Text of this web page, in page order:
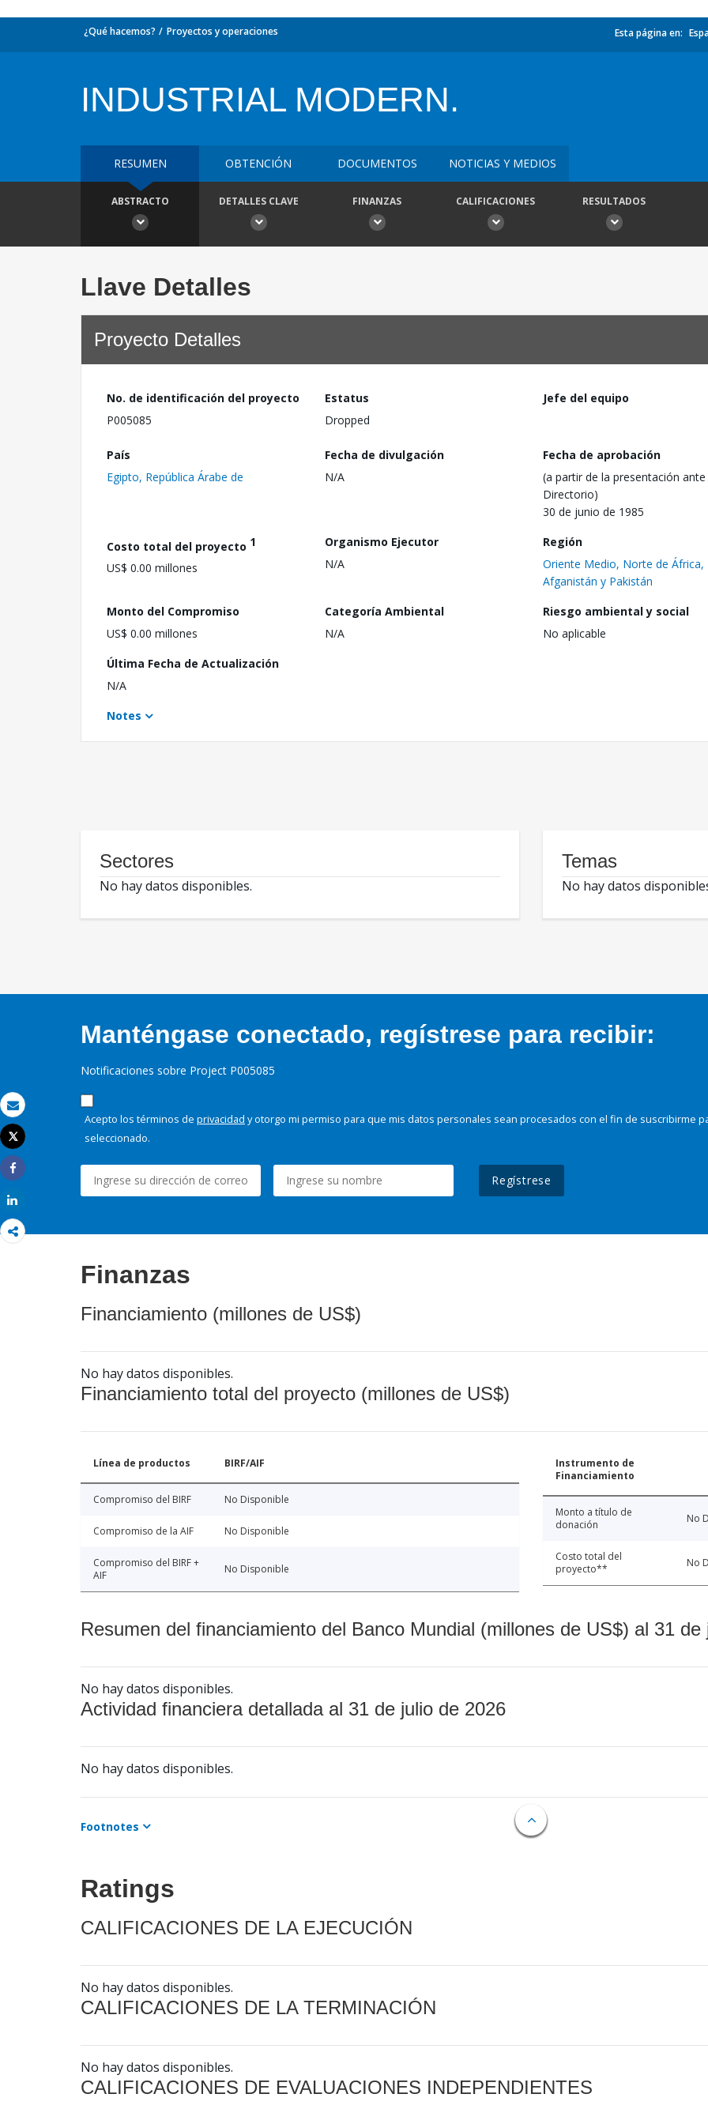
Correo electrónico
Imprimir
Tweet
Share
¿Qué hacemos? Proyectos y operaciones Esta página en:
INDUSTRIAL MODERN.
RESUMEN OBTENCIÓN DOCUMENTOS NOTICIAS Y MEDIOS
ABSTRACTO DETALLES CLAVE FINANZAS CALIFICACIONES RESULTADOS
Llave Detalles
Proyecto Detalles
No. de identificación del proyecto
P005085
Estatus
Dropped
Jefe del equipo
País
Egipto, República Árabe de
Fecha de divulgación
N/A
Fecha de aprobación
(a partir de la presentación ante
Directorio)
30 de junio de 1985
Costo total del proyecto 1
US$ 0.00 millones
Organismo Ejecutor
N/A
Región
Oriente Medio, Norte de África,
Afganistán y Pakistán
Monto del Compromiso
US$ 0.00 millones
Categoría Ambiental
N/A
Riesgo ambiental y social
No aplicable
Última Fecha de Actualización
N/A
Notes
Sectores
No hay datos disponibles.
Temas
No hay datos
Manténgase conectado, regístrese para recibir:
Notificaciones sobre Project P005085
Acepto los términos de privacidad y otorgo mi permiso para que mis datos personales sean procesados con el fin de suscribirme
seleccionado.
Regístrese
Finanzas
Financiamiento (millones de US$)
No hay datos disponibles.
Financiamiento total del proyecto (millones de US$)
Línea de productos BIRF/AIF
Compromiso del BIRF No Disponible
Compromiso de la AIF No Disponible
Compromiso del BIRF +
AIF
No Disponible
Instrumento de
Financiamiento
Monto a título de
donación
No
Costo total del
proyecto**
No
Resumen del financiamiento del Banco Mundial (millones de US$) al 31 de
No hay datos disponibles.
Actividad financiera detallada al 31 de julio de 2026
No hay datos disponibles.
Footnotes
Ratings
CALIFICACIONES DE LA EJECUCIÓN
No hay datos disponibles.
CALIFICACIONES DE LA TERMINACIÓN
No hay datos disponibles.
CALIFICACIONES DE EVALUACIONES INDEPENDIENTES